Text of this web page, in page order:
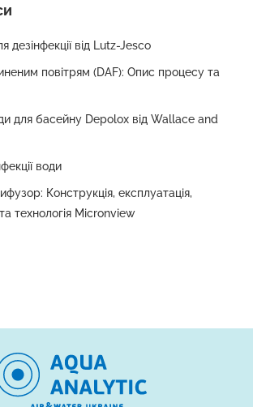
дезінфекції від Lutz-Jesco
повітрям (DAF): Опис процесу та
для басейну Depolox від Wallace and
води
Конструкція, експлуатація,
технологія Micronview